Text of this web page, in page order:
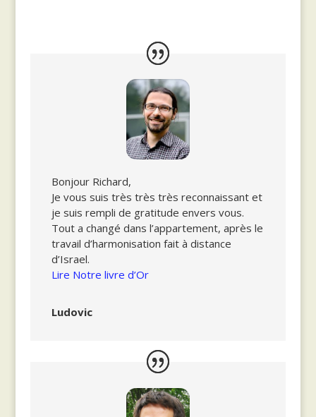
Bonjour Richard,
Je vous suis très très très reconnaissant et
je suis rempli de gratitude envers vous.
Tout a changé dans l’appartement, après le
travail d’harmonisation fait à distance
d’Israel.
Lire Notre livre d’Or
Ludovic